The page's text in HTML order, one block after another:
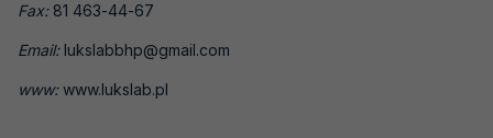
Laboratoria - badania pH gleby
Fax:81 463-44-67
Email:lukslabbhp@gmail.com
www:www.lukslab.pl